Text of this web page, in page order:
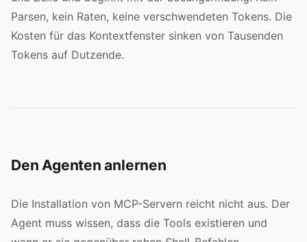
Parsen, kein Raten, keine verschwendeten Tokens. Die
Kosten für das Kontextfenster sinken von Tausenden
Tokens auf Dutzende.
Den Agenten anlernen
Die Installation von MCP-Servern reicht nicht aus. Der
Agent muss wissen, dass die Tools existieren und